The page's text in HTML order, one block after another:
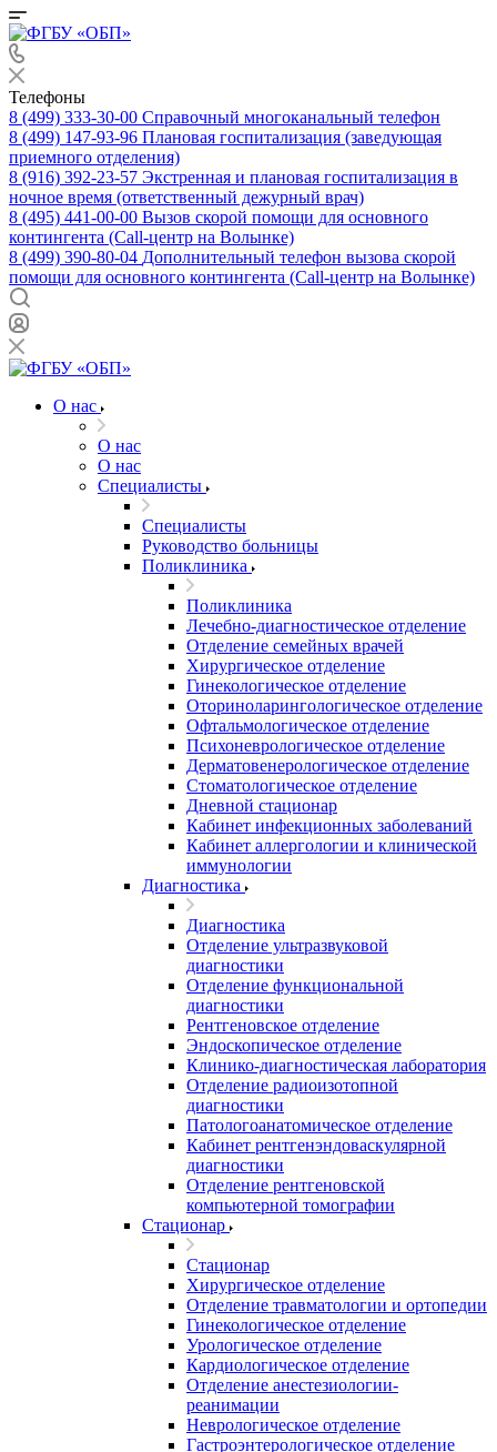
Телефоны
8 (499) 333-30-00 Справочный многоканальный телефон
8 (499) 147-93-96 Плановая госпитализация (заведующая
приемного отделения)
8 (916) 392-23-57 Экстренная и плановая госпитализация в
ночное время (ответственный дежурный врач)
8 (495) 441-00-00 Вызов скорой помощи для основного
контингента (Call-центр на Волынке)
8 (499) 390-80-04 Дополнительный телефон вызова скорой
помощи для основного контингента (Call-центр на Волынке)
О нас
О нас
О нас
Специалисты
Специалисты
Руководство больницы
Поликлиника
Поликлиника
Лечебно-диагностическое отделение
Отделение семейных врачей
Хирургическое отделение
Гинекологическое отделение
Оториноларингологическое отделение
Офтальмологическое отделение
Психоневрологическое отделение
Дерматовенерологическое отделение
Стоматологическое отделение
Дневной стационар
Кабинет инфекционных заболеваний
Кабинет аллергологии и клинической
иммунологии
Диагностика
Диагностика
Отделение ультразвуковой
диагностики
Отделение функциональной
диагностики
Рентгеновское отделение
Эндоскопическое отделение
Клинико-диагностическая лаборатория
Отделение радиоизотопной
диагностики
Патологоанатомическое отделение
Кабинет рентгенэндоваскулярной
диагностики
Отделение рентгеновской
компьютерной томографии
Стационар
Стационар
Хирургическое отделение
Отделение травматологии и ортопедии
Гинекологическое отделение
Урологическое отделение
Кардиологическое отделение
Отделение анестезиологии-
реанимации
Неврологическое отделение
Гастроэнтерологическое отделение